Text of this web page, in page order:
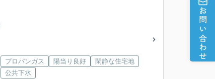
お問い合わせ
プロパンガス 陽当り良好
閑静な住宅地
公共下水